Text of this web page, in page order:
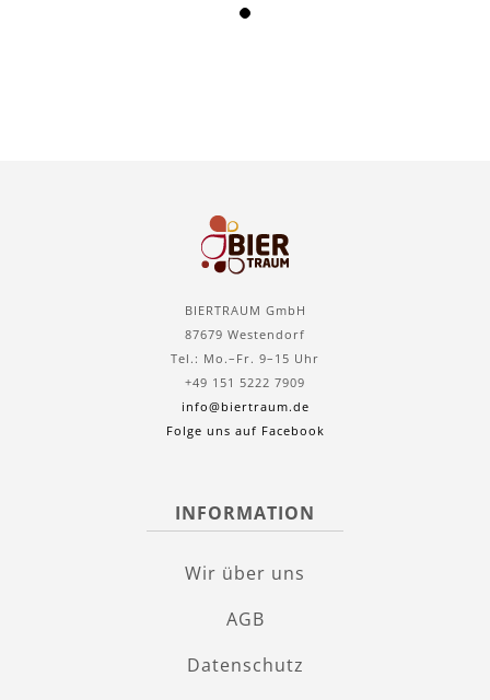
BIERTRAUM GmbH
87679 Westendorf
Tel.: Mo.–Fr. 9–15 Uhr
+49 151 5222 7909
info@biertraum.de
Folge uns auf Facebook
INFORMATION
Wir über uns
AGB
Datenschutz